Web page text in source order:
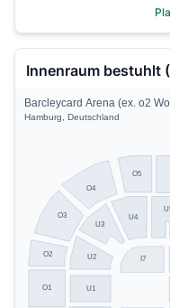
Innenraum bestuhlt
O5
O4
O3
O2
O1
U4
U3
U2
U1
I7
Barcleycard Arena (ex. o2
Hamburg, Deutschland